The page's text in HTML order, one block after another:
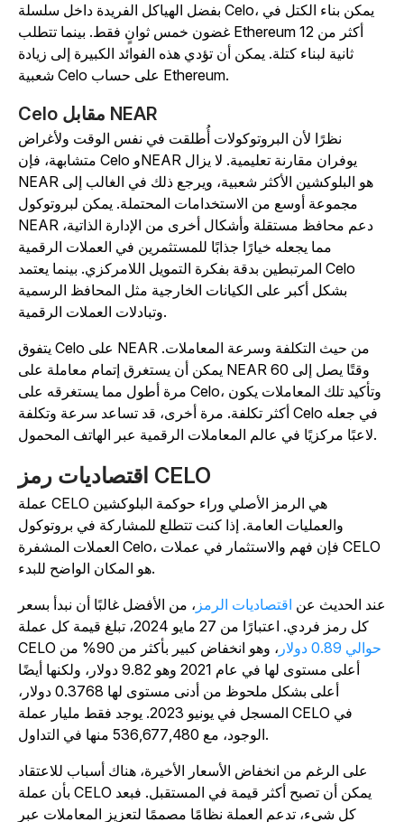
بفضل الهياكل الفريدة داخل سلسلة Celo، يمكن بناء الكتل في
غضون خمس ثوانٍ فقط. بينما تتطلب Ethereum أكثر من 12
ثانية لبناء كتلة. يمكن أن تؤدي هذه الفوائد الكبيرة إلى زيادة
شعبية Celo على حساب Ethereum.
Celo مقابل NEAR
نظرًا لأن البروتوكولات أُطلقت في نفس الوقت ولأغراض
متشابهة، فإن Celo وNEAR يوفران مقارنة تعليمية. لا يزال
NEAR هو البلوكشين الأكثر شعبية، ويرجع ذلك في الغالب إلى
مجموعة أوسع من الاستخدامات المحتملة. يمكن لبروتوكول
NEAR دعم محافظ مستقلة وأشكال أخرى من الإدارة الذاتية،
مما يجعله خيارًا جذابًا للمستثمرين في العملات الرقمية
المرتبطين بدقة بفكرة التمويل اللامركزي. بينما يعتمد Celo
بشكل أكبر على الكيانات الخارجية مثل المحافظ الرسمية
يتفوق Celo على NEAR من حيث التكلفة وسرعة المعاملات.
يمكن أن يستغرق إتمام معاملة على NEAR وقتًا يصل إلى 60
مرة أطول مما يستغرقه على Celo، وتأكيد تلك المعاملات يكون
أكثر تكلفة. مرة أخرى، قد تساعد سرعة وتكلفة Celo في جعله
اقتصاديات رمز CELO
عملة CELO هي الرمز الأصلي وراء حوكمة البلوكشين
والعمليات العامة. إذا كنت تتطلع للمشاركة في بروتوكول
العملات المشفرة Celo، فإن فهم والاستثمار في عملات CELO
الحديث عن اقتصاديات الرمز، من الأفضل غالبًا أن نبدأ بسعر
كل رمز فردي. اعتبارًا من 27 مايو 2024، تبلغ قيمة كل عملة
CELO
حوالي 0.89 دولار
، وهو انخفاض كبير بأكثر من 90% من
أعلى مستوى لها في عام 2021 وهو 9.82 دولار، ولكنها أيضًا
أعلى بشكل ملحوظ من أدنى مستوى لها
0.3768 دولار،
المسجل في يونيو 2023.
يوجد فقط مليار عملة CELO في
الوجود، مع
على الرغم من انخفاض الأسعار الأخيرة، هناك أسباب للاعتقاد
بأن عملة CELO يمكن أن تصبح أكثر قيمة في المستقبل. فبعد
كل شيء، تدعم العملة نظامًا مصممًا لتعزيز المعاملات عبر